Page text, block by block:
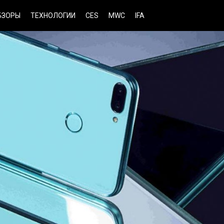
ТЕХНОЛОГИИ CES MWC IFA